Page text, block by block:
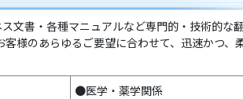
文書・各種マニュアルなど専門的・技術的な
様のあらゆるご要望に合わせて、迅速かつ、
●医学・薬学関係